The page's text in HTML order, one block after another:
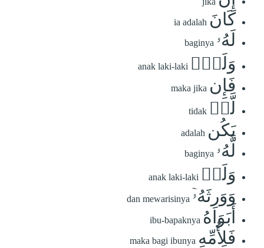
كَانَ ia adalah
لَهُۥ baginya
وَلَدٞۚ anak laki-laki
فَإِن maka jika
لَّمۡ tidak
يَكُن adalah
لَّهُۥ baginya
وَلَدٞ anak laki-laki
وَوَرِثَهُۥٓ dan mewarisinya
أَبَوَاهُ ibu-bapaknya
فَلِأُمِّهِ maka bagi ibunya